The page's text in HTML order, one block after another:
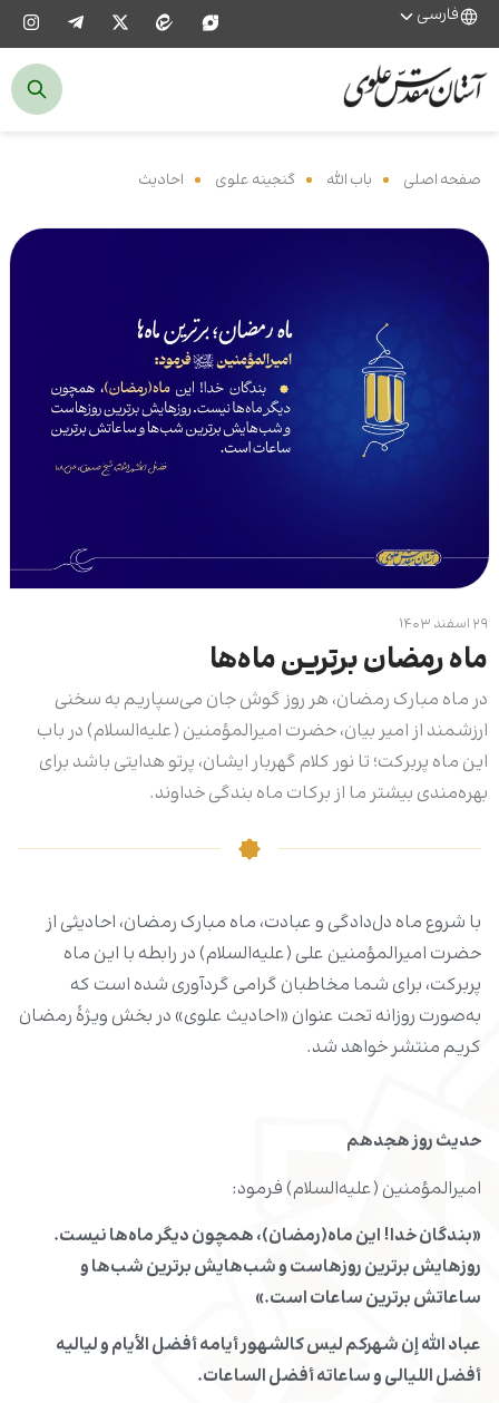
فارسی
صفحه اصلی باب الله گنجینه علوی احادیث
۲۹ اسفند ۱۴۰۳
ماه رمضان برترین ماه‌ها
در ماه مبارک رمضان، هر روز گوش جان می‌سپاریم به سخنی
ارزشمند از امیر بیان، حضرت امیرالمؤمنین (علیه‌السلام) در باب
این ماه پربرکت؛ تا نور کلام گهربار ایشان، پرتو هدایتی باشد برای
بهره‌مندی بیشتر ما از برکات ماه بندگی خداوند.
با شروع ماه دل‌دادگی و عبادت، ماه مبارک رمضان، احادیثی از
حضرت امیرالمؤمنین علی (علیه‌السلام) در رابطه با این ماه
پربرکت، برای شما مخاطبان گرامی گردآوری شده است که
به‌صورت روزانه تحت عنوان «احادیث علوی» در بخش ویژۀ رمضان
کریم منتشر خواهد شد.
حدیث روزهجدهم
امیرالمؤمنین (علیه‌السلام) فرمود:
«بندگان خدا! این ماه(رمضان)، همچون دیگر ماه‌‏ها نیست.
روزهایش برترین روزهاست و شب‏‌هایش برترین شب‌‏ها و
ساعاتش برترین ساعات است.»
عباد الله إن شهرکم لیس کالشهور أیامه أفضل الأیام و لیالیه
أفضل اللیالی و ساعاته أفضل الساعات.